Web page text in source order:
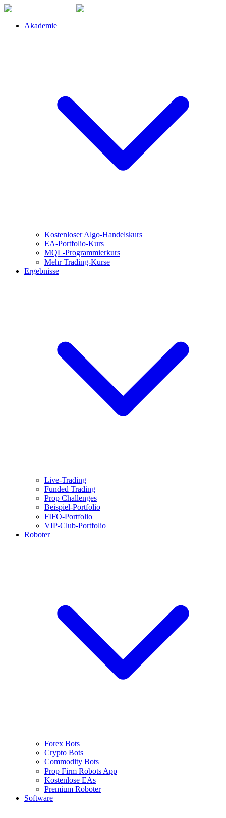
Akademie
Kostenloser Algo-Handelskurs
EA-Portfolio-Kurs
MQL-Programmierkurs
Mehr Trading-Kurse
Ergebnisse
Live-Trading
Funded Trading
Prop Challenges
Beispiel-Portfolio
FIFO-Portfolio
VIP-Club-Portfolio
Roboter
Forex Bots
Crypto Bots
Commodity Bots
Prop Firm Robots App
Kostenlose EAs
Premium Roboter
Software